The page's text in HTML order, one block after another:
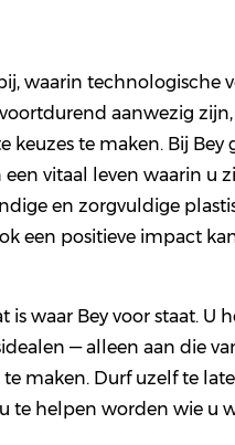
waarin technologische
aanwezig
te maken. Bij Bey
vitaal leven waarin u
en zorgvuldige
een positieve impact
is waar Bey voor staat. U
— alleen aan die
maken. Durf uzelf te
te helpen worden wie u